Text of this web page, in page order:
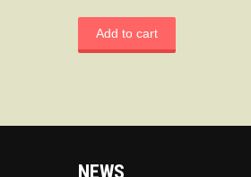
Add to cart
NEWS